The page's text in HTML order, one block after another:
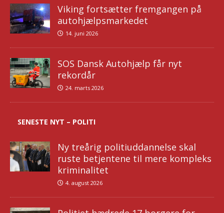
Viking fortsætter fremgangen på
autohjælpsmarkedet
14. juni 2026
SOS Dansk Autohjælp får nyt
rekordår
24. marts 2026
SENESTE NYT – POLITI
Ny treårig politiuddannelse skal
ruste betjentene til mere kompleks
kriminalitet
4. august 2026